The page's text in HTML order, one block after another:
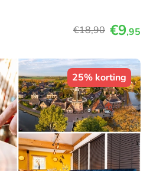
€18,90 €9,95
25% korting